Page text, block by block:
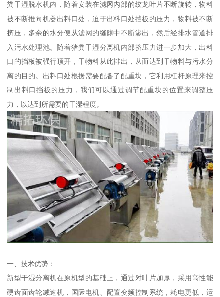
粪干湿脱水机内，随着安装在滤网内部的绞龙叶片不断旋转，物料
被不断推向机器出料口处，迫于出料口处挡板的压力，物料被不断
挤压，多余的水分便从滤网的缝隙中不断渗出，然后经排水管道排
入污水处理池。随着猪粪干湿分离机内部挤压力进一步加大，出料
口的挡板被强行顶开，干物料从此排出，从而达到干物料与污水分
离的目的。出料口处根据需要配备了配重块，它利用杠杆原理来控
制出料口挡板的压力，我们可以通过调节配重块的位置来调整压
力，以达到所需要的干湿程度。
一、技术优势：
新型干湿分离机在原机型的基础上，通过对叶片加厚，采用高性能
硬齿面齿轮减速机，国际电机、配置变频控制系统，耗电更低，运